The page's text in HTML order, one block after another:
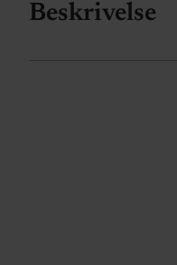
Beskrivelse